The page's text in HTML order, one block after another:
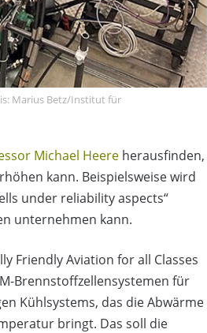
Marius Betz/Institut für
Michael Heere herausfinden,
kann. Beispielsweise wird
under reliability aspects“
unternehmen kann.
Friendly Aviation for all Classes
Brennstoffzellensystemen für
Kühlsystems, das die Abwärme
bringt. Das soll die